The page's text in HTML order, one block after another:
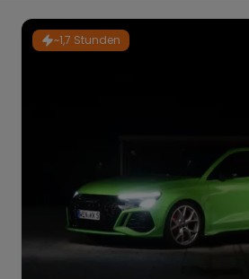
Porsche Lamborghini
Tesla Chevrolet
Wann
~1,7 Stunden